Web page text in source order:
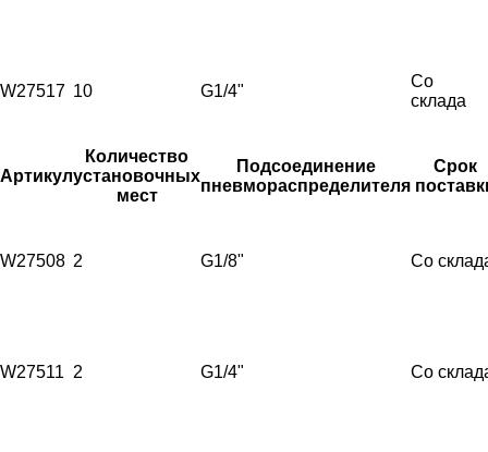
W27517 10 G1/4"
Со
склада
Артикул
Количество
установочных
мест
Подсоединение
пневмораспределителя
Срок
W27508 2 G1/8" Со
W27511 2 G1/4" Со